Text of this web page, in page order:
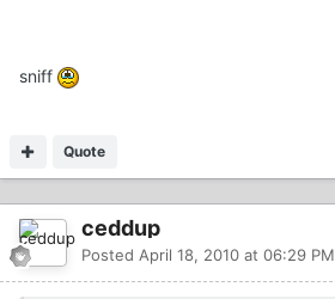
sniff
Quote
ceddup
Posted April 18, 2010 at 06:29 PM